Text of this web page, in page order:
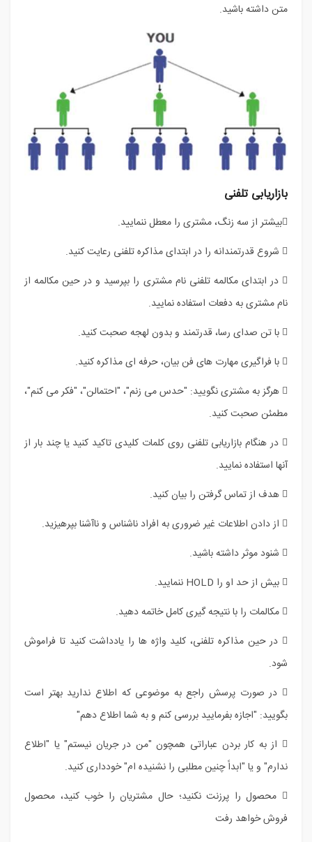
متن داشته باشید.
بازاریابی تلفنی
بیشتر از سه زنگ، مشتری را معطل ننمایید.
 شروع قدرتمندانه را در ابتدای مذاکره تلفنی رعایت کنید.
 در ابتدای مکالمه تلفنی نام مشتری را بپرسید و در حین مکالمه از
نام مشتری به دفعات استفاده نمایید.
 با تن صدای رسا، قدرتمند و بدون لهجه صحبت کنید.
 با فراگیری مهارت های فن بیان، حرفه ای مذاکره کنید.
 هرگز به مشتری نگویید: "حدس می زنم"، "احتمالن"، "فکر می کنم"،
مطمئن صحبت کنید.
 در هنگام بازاریابی تلفنی روی کلمات کلیدی تاکید کنید یا چند بار از
آنها استفاده نمایید.
 هدف از تماس گرفتن را بیان کنید.
 از دادن اطلاعات غیر ضروری به افراد ناشناس و ناآشنا بپرهیزید.
 شنود موثر داشته باشید.
 بیش از حد او را HOLD ننمایید.
 مکالمات را با نتیجه گیری کامل خاتمه دهید.
 در حین مذاکره تلفنی، کلید واژه ها را یادداشت کنید تا فراموش
شود.
 در صورت پرسش راجع به موضوعی که اطلاع ندارید بهتر است
بگویید: "اجازه بفرمایید بررسی کنم و به شما اطلاع دهم"
 از به کار بردن عباراتی همچون "من در جریان نیستم" یا "اطلاع
ندارم" و یا "ابداً چنین مطلبی را نشنیده ام" خودداری کنید.
 محصول را پرزنت نکنید؛ حال مشتریان را خوب کنید، محصول
فروش خواهد رفت